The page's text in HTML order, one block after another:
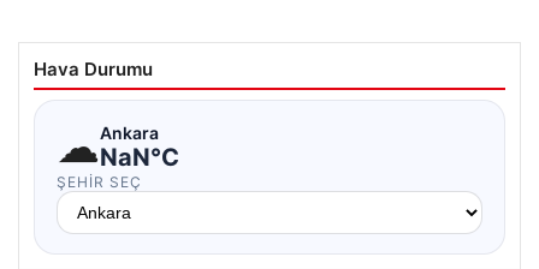
Hava Durumu
☁Ankara
NaN°C
ŞEHIR SEÇ